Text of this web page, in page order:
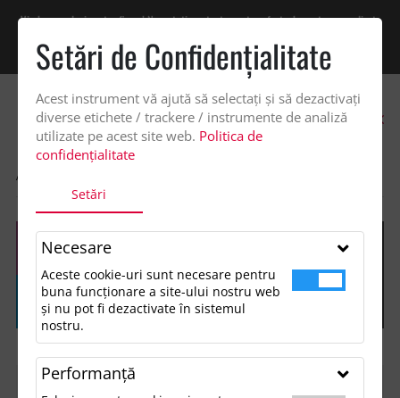
Vindem exclusiv catre firme! Ne puteti contacta pentru oferta de pret personalizata
discount suplimentar de 2% -Cumpără acum!
ACASA
Setări de Confidenţialitate
Acest instrument vă ajută să selectați și să dezactivați
diverse etichete / trackere / instrumente de analiză
utilizate pe acest site web. Politica de
confidențialitate
Setări
Necesare
Aceste cookie-uri sunt necesare pentru
buna funcționare a site-ului nostru web
și nu pot fi dezactivate în sistemul
nostru.
Performanţă